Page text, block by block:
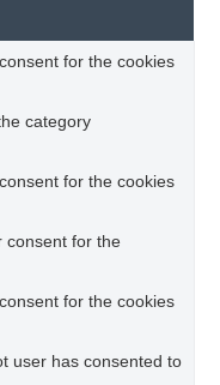
for the cookies
category
for the cookies
consent for the
for the cookies
user has consented to